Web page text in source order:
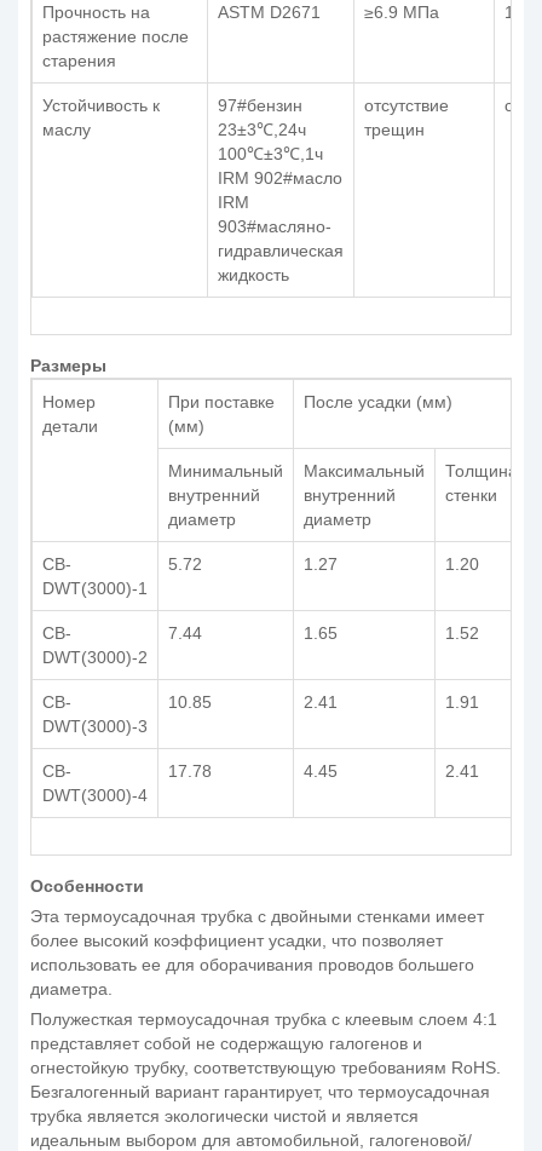
Прочность на
растяжение после
старения
ASTM D2671 ≥6.9 МПа
Устойчивость к
маслу
97#бензин
23±3℃,24ч
100℃±3℃,1ч
IRM 902#масло
IRM
903#масляно-
гидравлическая
жидкость
отсутствие
трещин
Размеры
Номер
детали
При поставке
(мм)
После усадки (мм)
Минимальный
внутренний
диаметр
Максимальный
внутренний
диаметр
Толщина
стенки
CB-
DWT(3000)-1
5.72 1.27 1.20
CB-
DWT(3000)-2
7.44 1.65 1.52
CB-
DWT(3000)-3
10.85 2.41 1.91
CB-
DWT(3000)-4
17.78 4.45 2.41
Особенности
Эта термоусадочная трубка с двойными стенками имеет
более высокий коэффициент усадки, что позволяет
использовать ее для оборачивания проводов большего
диаметра.
Полужесткая термоусадочная трубка с клеевым слоем 4:1
представляет собой не содержащую галогенов и
огнестойкую трубку, соответствующую требованиям RoHS.
Безгалогенный вариант гарантирует, что термоусадочная
трубка является экологически чистой и является
идеальным выбором для автомобильной, галогеновой/